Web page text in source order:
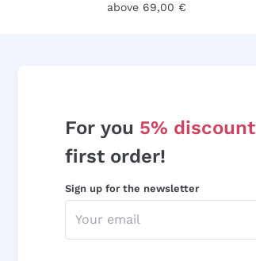
above 69,00 €
For you 5% discount
first order!
Sign up for the newsletter